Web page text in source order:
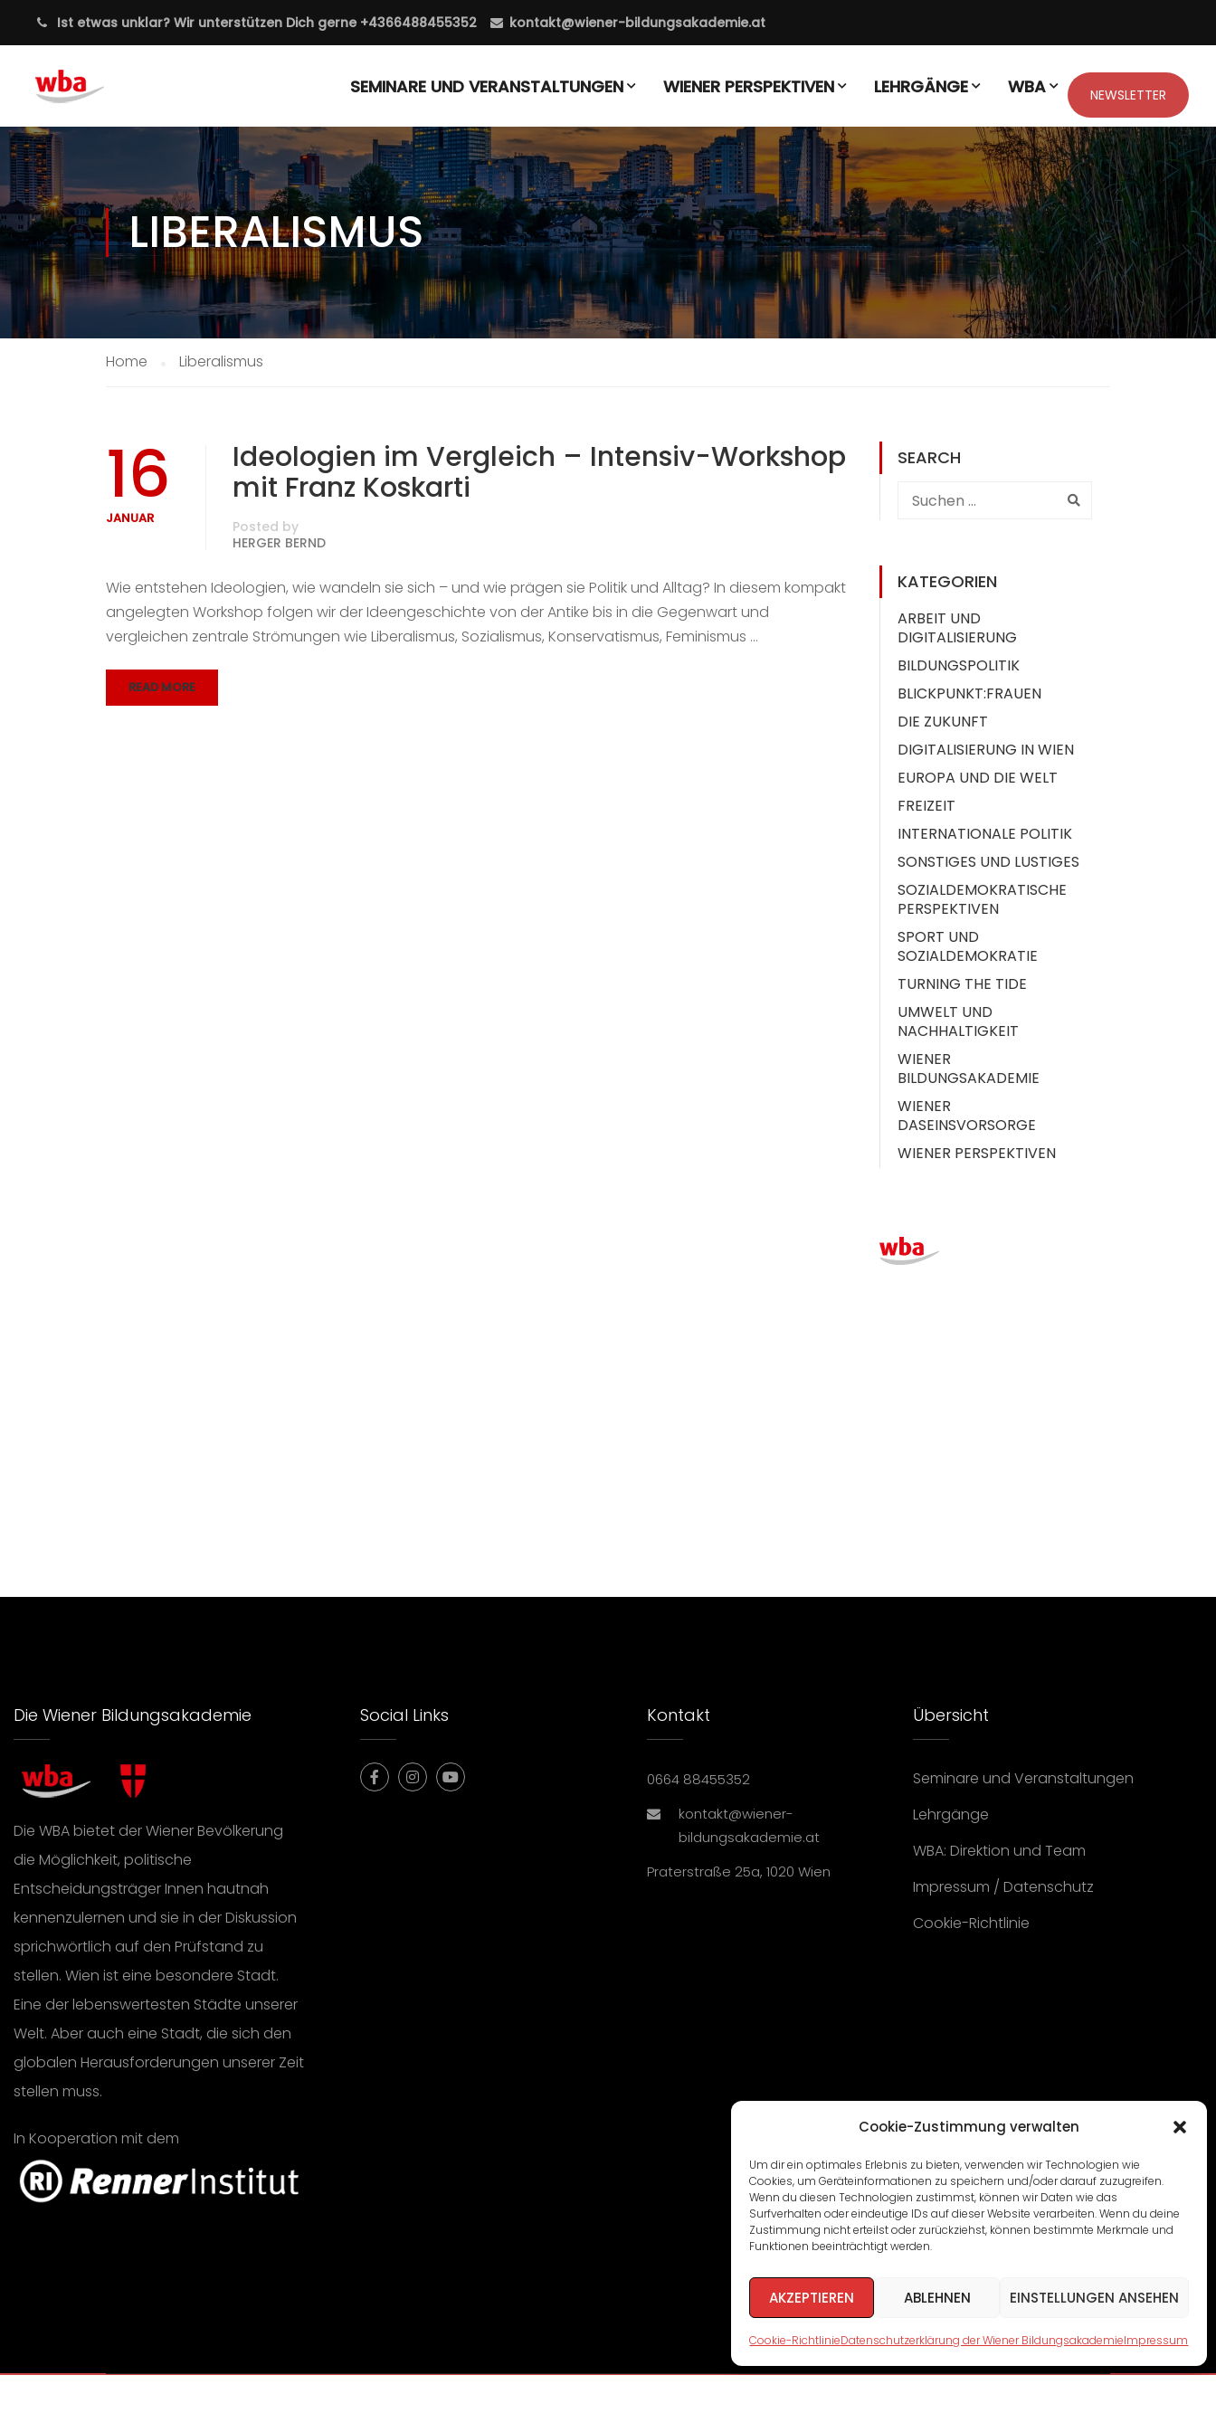
Cookie-Zustimmung verwalten
Um dir ein optimales Erlebnis zu bieten, verwenden wir Technologien wie
Cookies, um Geräteinformationen zu speichern und/oder darauf zuzugreifen.
Wenn du diesen Technologien zustimmst, können wir Daten wie das
Surfverhalten oder eindeutige IDs auf dieser Website verarbeiten. Wenn du deine
Zustimmung nicht erteilst oder zurückziehst, können bestimmte Merkmale und
Funktionen beeinträchtigt werden.
AKZEPTIEREN ABLEHNEN EINSTELLUNGEN ANSEHEN
Cookie-RichtlinieDatenschutzerklärung der Wiener BildungsakademieImpressum
Ist etwas unklar? Wir unterstützen Dich gerne+4366488455352 kontakt@wiener-bildungsakademie.at
SEMINARE UND VERANSTALTUNGEN WIENER PERSPEKTIVEN LEHRGÄNGE WBA NEWSLETTER
LIBERALISMUS
Home Liberalismus
16
JANUAR
Ideologien im Vergleich – Intensiv-Workshop
mit Franz Koskarti
Posted by
HERGER BERND
Wie entstehen Ideologien, wie wandeln sie sich – und wie prägen sie Politik und Alltag? In diesem kompakt
angelegten Workshop folgen wir der Ideengeschichte von der Antike bis in die Gegenwart und
vergleichen zentrale Strömungen wie Liberalismus, Sozialismus, Konservatismus, Feminismus …
READ MORE
SEARCH
KATEGORIEN
ARBEIT UND
DIGITALISIERUNG
BILDUNGSPOLITIK
BLICKPUNKT:FRAUEN
DIE ZUKUNFT
DIGITALISIERUNG IN WIEN
EUROPA UND DIE WELT
FREIZEIT
INTERNATIONALE POLITIK
SONSTIGES UND LUSTIGES
SOZIALDEMOKRATISCHE
PERSPEKTIVEN
SPORT UND
SOZIALDEMOKRATIE
TURNING THE TIDE
UMWELT UND
NACHHALTIGKEIT
WIENER
BILDUNGSAKADEMIE
WIENER
DASEINSVORSORGE
WIENER PERSPEKTIVEN
Die Wiener Bildungsakademie
Die WBA bietet der Wiener Bevölkerung
die Möglichkeit, politische
Entscheidungsträger Innen hautnah
kennenzulernen und sie in der Diskussion
sprichwörtlich auf den Prüfstand zu
stellen. Wien ist eine besondere Stadt.
Eine der lebenswertesten Städte unserer
Welt. Aber auch eine Stadt, die sich den
globalen Herausforderungen unserer Zeit
stellen muss.
In Kooperation mit dem
Social Links Kontakt
0664 88455352
kontakt@wiener-
bildungsakademie.at
Praterstraße 25a, 1020 Wien
Übersicht
Seminare und Veranstaltungen
Lehrgänge
WBA: Direktion und Team
Impressum / Datenschutz
Cookie-Richtlinie